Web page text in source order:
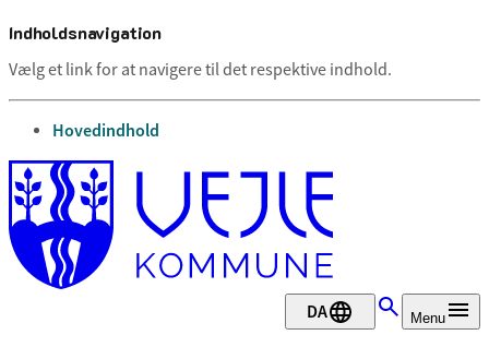
Indholdsnavigation
Vælg et link for at navigere til det respektive indhold.
gå til
Hovedindhold
DA Menu